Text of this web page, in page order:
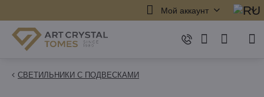
Мой аккаунт
СВЕТИЛЬНИКИ С ПОДВЕСКАМИ